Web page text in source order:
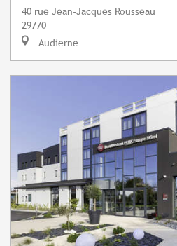
40 rue Jean-Jacques Rousseau
29770
Audierne